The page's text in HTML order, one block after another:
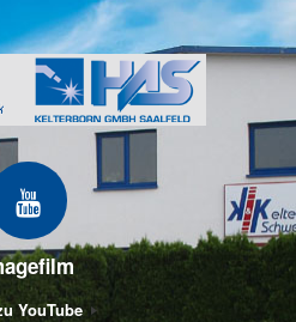
YouTube